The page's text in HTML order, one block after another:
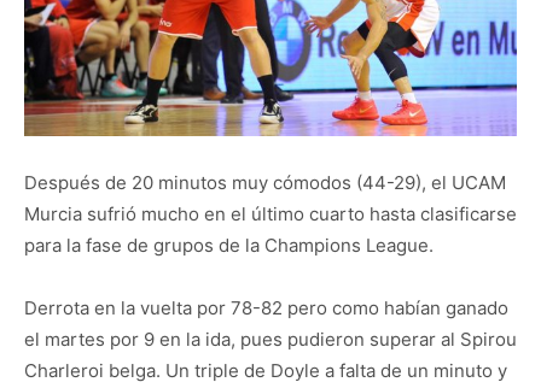
Después de 20 minutos muy cómodos (44-29), el UCAM
Murcia sufrió mucho en el último cuarto hasta clasificarse
para la fase de grupos de la Champions League.
Derrota en la vuelta por 78-82 pero como habían ganado
el martes por 9 en la ida, pues pudieron superar al Spirou
Charleroi belga. Un triple de Doyle a falta de un minuto y